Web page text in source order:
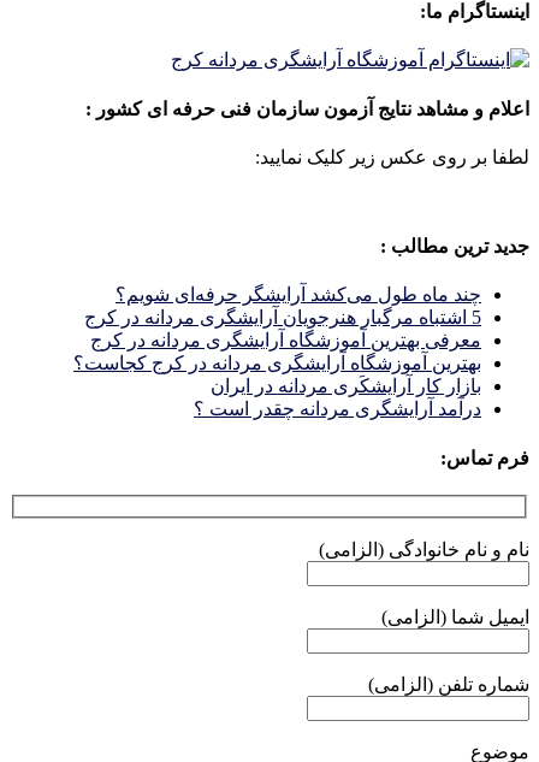
اینستاگرام ما:
اعلام و مشاهد نتایج آزمون سازمان فنی حرفه ای کشور :
لطفا بر روی عکس زیر کلیک نمایید:
جدید ترین مطالب :
چند ماه طول می‌کشد آرایشگر حرفه‌ای شویم؟
5 اشتباه مرگبار هنرجویان آرایشگری مردانه در کرج
معرفی بهترین آموزشگاه آرایشگری مردانه در کرج
بهترین آموزشگاه آرایشگری مردانه در کرج کجاست؟
بازار كار آرايشكَرى مردانه در ايران
درآمد آرایشگری مردانه چقدر است ؟
فرم تماس:
نام و نام خانوادگی (الزامی)
ایمیل شما (الزامی)
شماره تلفن (الزامی)
موضوع